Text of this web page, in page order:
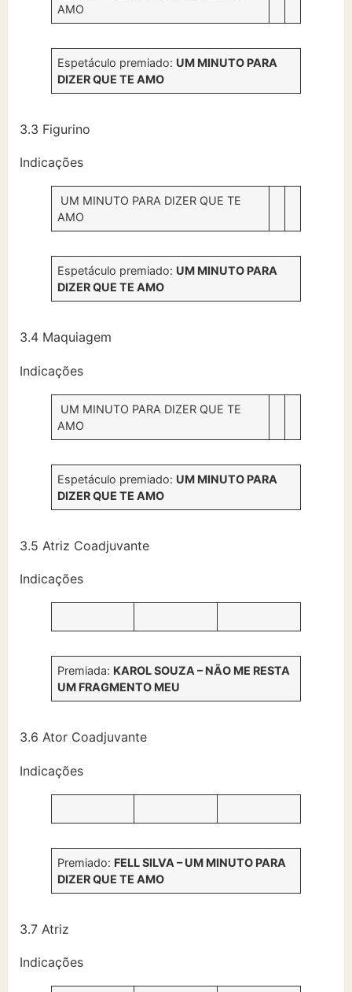
AMO
Espetáculo premiado: UM MINUTO PARA
DIZER QUE TE AMO
3.3 Figurino
Indicações
UM MINUTO PARA DIZER QUE TE
AMO
Espetáculo premiado: UM MINUTO PARA
DIZER QUE TE AMO
3.4 Maquiagem
Indicações
UM MINUTO PARA DIZER QUE TE
AMO
Espetáculo premiado: UM MINUTO PARA
DIZER QUE TE AMO
3.5 Atriz Coadjuvante
Indicações
Premiada: KAROL SOUZA – NÃO ME RESTA
UM FRAGMENTO MEU
3.6 Ator Coadjuvante
Indicações
Premiado: FELL SILVA – UM MINUTO PARA
DIZER QUE TE AMO
3.7 Atriz
Indicações